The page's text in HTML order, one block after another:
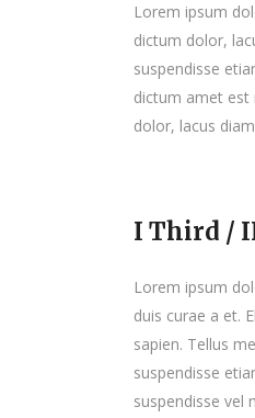
Lorem ipsum
dictum dolor,
suspendisse
dictum amet est
dolor, lacus
I Third /
Lorem ipsum
duis curae a et.
sapien. Tellus
suspendisse
suspendisse vel